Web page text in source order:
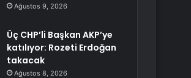
Ağustos 9, 2026
Üç CHP’li Başkan AKP’ye
katılıyor: Rozeti Erdoğan
takacak
Ağustos 8, 2026